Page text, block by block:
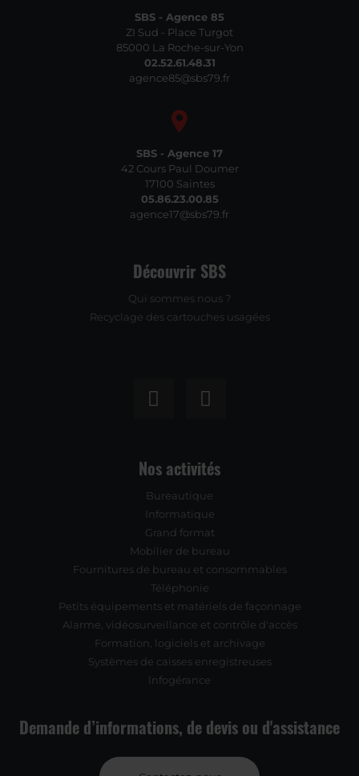
SBS - Agence 85
ZI Sud - Place Turgot
85000 La Roche-sur-Yon
02.52.61.48.31
agence85@sbs79.fr
SBS - Agence 17
42 Cours Paul Doumer
17100 Saintes
05.86.23.00.85
agence17@sbs79.fr
Découvrir SBS
Qui sommes nous ?
Recyclage des cartouches usagées
Nos activités
Bureautique
Informatique
Grand format
Mobilier de bureau
Fournitures de bureau et consommables
Téléphonie
Petits équipements et matériels de façonnage
Alarme, vidéosurveillance et contrôle d'accès
Formation, logiciels et archivage
Systèmes de caisses enregistreuses
Infogérance
Demande d’informations, de devis ou d'assistance